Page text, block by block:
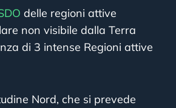
delle regioni attive
non visibile dalla Terra
di 3 intense Regioni attive
Nord, che si prevede